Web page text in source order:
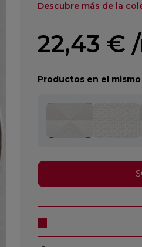
Descubre más de la
22,43 €
Productos en el